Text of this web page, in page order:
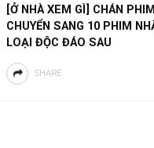
[Ở NHÀ XEM GÌ] CHÁN
CHUYỂN SANG 10 PHIM
LOẠI ĐỘC ĐÁO SAU
SHARE